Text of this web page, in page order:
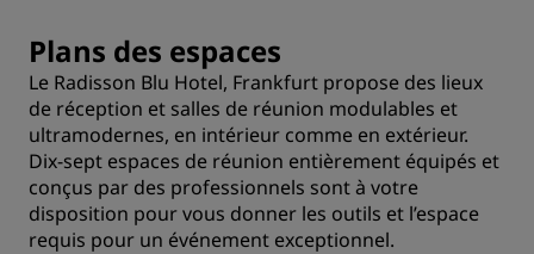
Plans des espaces
Le Radisson Blu Hotel, Frankfurt propose des lieux
de réception et salles de réunion modulables et
ultramodernes, en intérieur comme en extérieur.
Dix-sept espaces de réunion entièrement équipés et
conçus par des professionnels sont à votre
disposition pour vous donner les outils et l’espace
requis pour un événement exceptionnel.